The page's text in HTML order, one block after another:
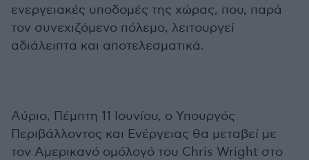
ενεργειακές υποδομές της χώρας, που, παρά
τον συνεχιζόμενο πόλεμο, λειτουργεί
αδιάλειπτα και αποτελεσματικά.
Αύριο, Πέμπτη 11 Ιουνίου, ο Υπουργός
Περιβάλλοντος και Ενέργειας θα μεταβεί με
τον Aμερικανό ομόλογό του Chris Wright στο